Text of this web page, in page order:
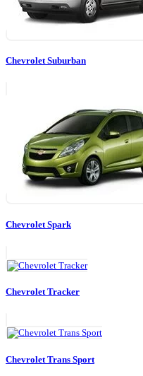
Chevrolet Suburban
Chevrolet Spark
Chevrolet Tracker
Chevrolet Trans Sport